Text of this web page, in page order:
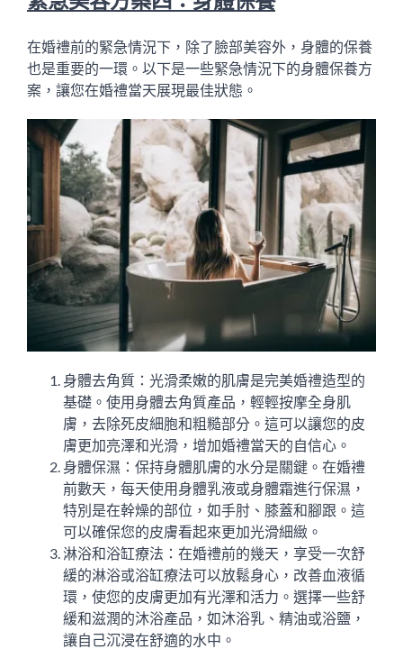
在婚禮前的緊急情況下，除了臉部美容外，身體的保養
也是重要的一環。以下是一些緊急情況下的身體保養方
案，讓您在婚禮當天展現最佳狀態。
身體去角質：光滑柔嫩的肌膚是完美婚禮造型的
基礎。使用身體去角質產品，輕輕按摩全身肌
膚，去除死皮細胞和粗糙部分。這可以讓您的皮
膚更加亮澤和光滑，增加婚禮當天的自信心。
身體保濕：保持身體肌膚的水分是關鍵。在婚禮
前數天，每天使用身體乳液或身體霜進行保濕，
特別是在幹燥的部位，如手肘、膝蓋和腳跟。這
可以確保您的皮膚看起來更加光滑細緻。
淋浴和浴缸療法：在婚禮前的幾天，享受一次舒
緩的淋浴或浴缸療法可以放鬆身心，改善血液循
環，使您的皮膚更加有光澤和活力。選擇一些舒
緩和滋潤的沐浴產品，如沐浴乳、精油或浴鹽，
讓自己沉浸在舒適的水中。